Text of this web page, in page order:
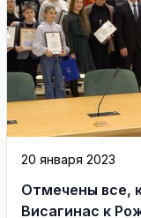
20 января 2023
Отмечены все,
Висагинас к